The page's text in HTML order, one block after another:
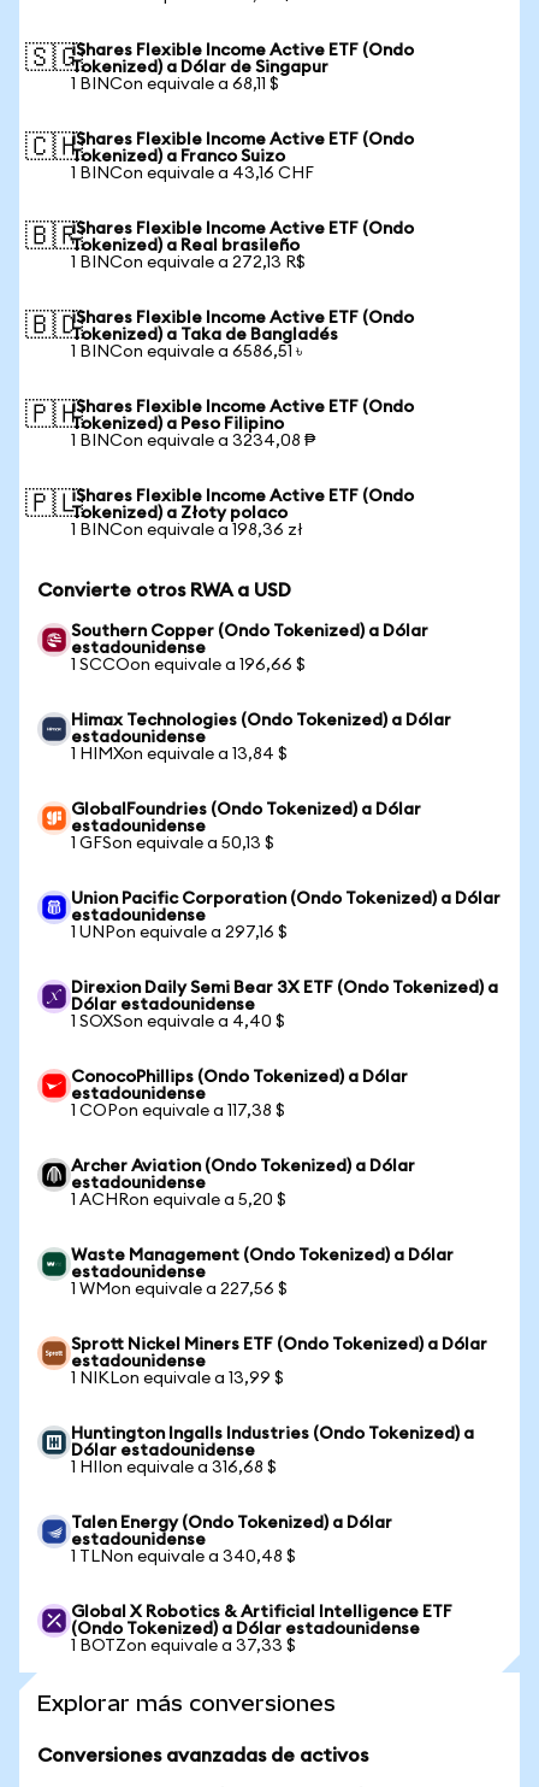
🇸🇬iShares Flexible Income Active ETF (Ondo
Tokenized) a Dólar de Singapur
1 BINCon equivale a 68,11 $
🇨🇭iShares Flexible Income Active ETF (Ondo
Tokenized) a Franco Suizo
1 BINCon equivale a 43,16 CHF
🇧🇷iShares Flexible Income Active ETF (Ondo
Tokenized) a Real brasileño
1 BINCon equivale a 272,13 R$
🇧🇩iShares Flexible Income Active ETF (Ondo
Tokenized) a Taka de Bangladés
1 BINCon equivale a 6586,51 ৳
🇵🇭iShares Flexible Income Active ETF (Ondo
Tokenized) a Peso Filipino
1 BINCon equivale a 3234,08 ₱
🇵🇱iShares Flexible Income Active ETF (Ondo
Tokenized) a Złoty polaco
1 BINCon equivale a 198,36 zł
Convierte otros RWA a USD
Southern Copper (Ondo Tokenized) a Dólar
estadounidense
1 SCCOon equivale a 196,66 $
Himax Technologies (Ondo Tokenized) a Dólar
estadounidense
1 HIMXon equivale a 13,84 $
GlobalFoundries (Ondo Tokenized) a Dólar
estadounidense
1 GFSon equivale a 50,13 $
Union Pacific Corporation (Ondo Tokenized) a Dólar
estadounidense
1 UNPon equivale a 297,16 $
Direxion Daily Semi Bear 3X ETF (Ondo Tokenized) a
Dólar estadounidense
1 SOXSon equivale a 4,40 $
ConocoPhillips (Ondo Tokenized) a Dólar
estadounidense
1 COPon equivale a 117,38 $
Archer Aviation (Ondo Tokenized) a Dólar
estadounidense
1 ACHRon equivale a 5,20 $
Waste Management (Ondo Tokenized) a Dólar
estadounidense
1 WMon equivale a 227,56 $
Sprott Nickel Miners ETF (Ondo Tokenized) a Dólar
estadounidense
1 NIKLon equivale a 13,99 $
Huntington Ingalls Industries (Ondo Tokenized) a
Dólar estadounidense
1 HIIon equivale a 316,68 $
Talen Energy (Ondo Tokenized) a Dólar
estadounidense
1 TLNon equivale a 340,48 $
Global X Robotics & Artificial Intelligence ETF
(Ondo Tokenized) a Dólar estadounidense
1 BOTZon equivale a 37,33 $
Explorar más conversiones
Conversiones avanzadas de activos